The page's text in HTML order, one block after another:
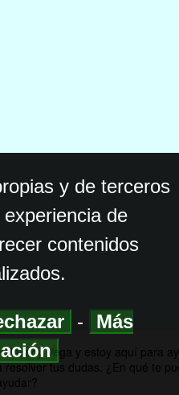
y de terceros
de
contenidos
-
Más